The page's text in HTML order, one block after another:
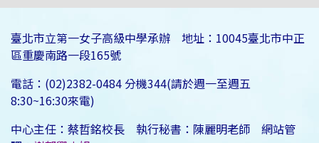
臺北市立第一女子高級中學承辦 地址：10045臺北市中正
區重慶南路一段165號
電話：(02)2382-0484 分機344(請於週一至週五
8:30~16:30來電)
中心主任：蔡哲銘校長 執行秘書：陳麗明老師 網站管